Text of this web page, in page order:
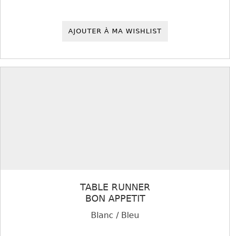
AJOUTER À MA WISHLIST
TABLE RUNNER
BON APPETIT
Blanc / Bleu